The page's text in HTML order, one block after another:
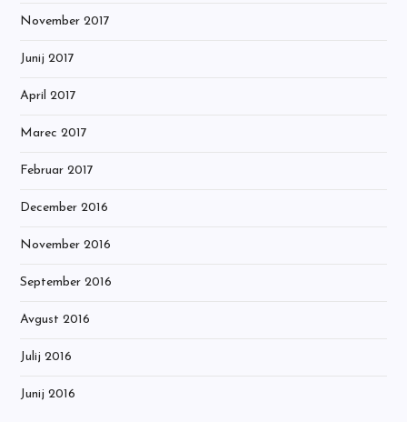
November 2017
Junij 2017
April 2017
Marec 2017
Februar 2017
December 2016
November 2016
September 2016
Avgust 2016
Julij 2016
Junij 2016